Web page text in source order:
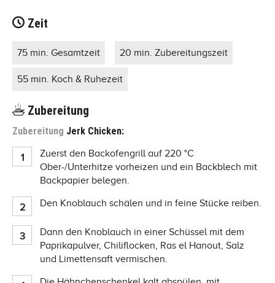
Zeit
75 min. Gesamtzeit 20 min. Zubereitungszeit
55 min. Koch & Ruhezeit
Zubereitung
Zubereitung Jerk Chicken:
Zuerst den Backofengrill auf 220 °C
Ober-/Unterhitze vorheizen und ein Backblech mit
Backpapier belegen.
Den Knoblauch schälen und in feine Stücke reiben.
Dann den Knoblauch in einer Schüssel mit dem
Paprikapulver, Chiliflocken, Ras el Hanout, Salz
und Limettensaft vermischen.